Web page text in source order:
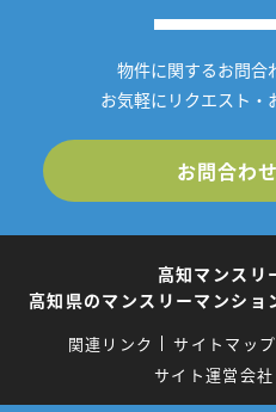
物件に関するお問合
お気軽にリクエスト・
お問合わ
高知マンスリ
高知県のマンスリーマンショ
関連リンク サイトマップ
サイト運営会社